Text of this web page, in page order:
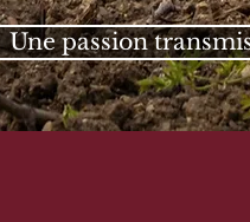
Une passion